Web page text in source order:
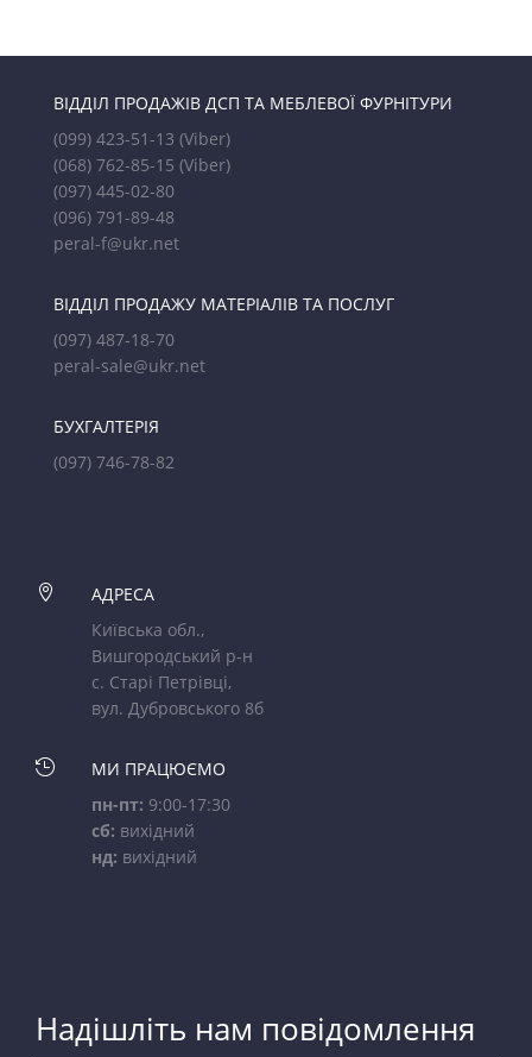
ВІДДІЛ ПРОДАЖІВ ДСП ТА МЕБЛЕВОЇ ФУРНІТУРИ
(099) 423-51-13 (Viber)
(068) 762-85-15 (Viber)
(097) 445-02-80
(096) 791-89-48
peral-f@ukr.net
ВІДДІЛ ПРОДАЖУ МАТЕРІАЛІВ ТА ПОСЛУГ
(097) 487-18-70
peral-sale@ukr.net
БУХГАЛТЕРІЯ
(097) 746-78-82

АДРЕСА
Київська обл.,
Вишгородський р-н
с. Старі Петрівці,
вул. Дубровського 8б

МИ ПРАЦЮЄМО
пн-пт: 9:00-17:30
сб: вихідний
нд: вихідний
Надішліть нам повідомлення